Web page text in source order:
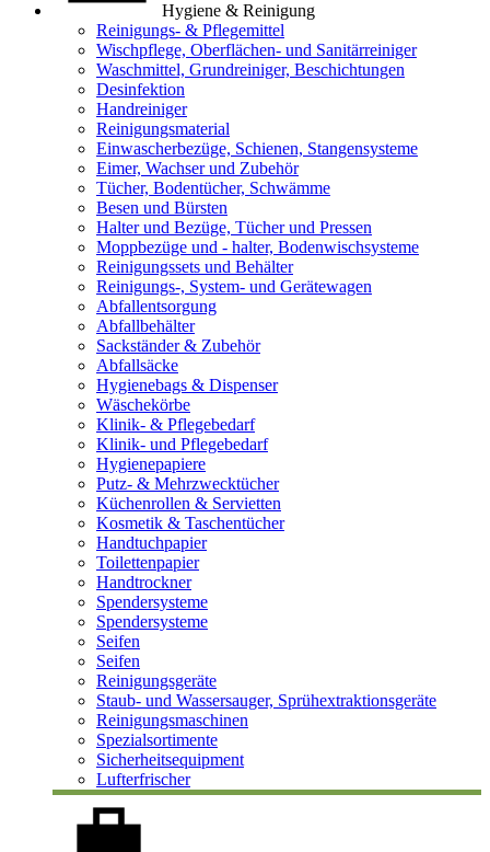
Hygiene & Reinigung
Reinigungs- & Pflegemittel
Wischpflege, Oberflächen- und Sanitärreiniger
Waschmittel, Grundreiniger, Beschichtungen
Desinfektion
Handreiniger
Reinigungsmaterial
Einwascherbezüge, Schienen, Stangensysteme
Eimer, Wachser und Zubehör
Tücher, Bodentücher, Schwämme
Besen und Bürsten
Halter und Bezüge, Tücher und Pressen
Moppbezüge und - halter, Bodenwischsysteme
Reinigungssets und Behälter
Reinigungs-, System- und Gerätewagen
Abfallentsorgung
Abfallbehälter
Sackständer & Zubehör
Abfallsäcke
Hygienebags & Dispenser
Wäschekörbe
Klinik- & Pflegebedarf
Klinik- und Pflegebedarf
Hygienepapiere
Putz- & Mehrzwecktücher
Küchenrollen & Servietten
Kosmetik & Taschentücher
Handtuchpapier
Toilettenpapier
Handtrockner
Spendersysteme
Spendersysteme
Seifen
Seifen
Reinigungsgeräte
Staub- und Wassersauger, Sprühextraktionsgeräte
Reinigungsmaschinen
Spezialsortimente
Sicherheitsequipment
Lufterfrischer